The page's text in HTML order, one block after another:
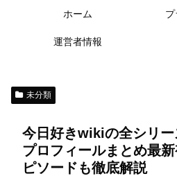
ホーム
運営者情報
未分類
今日好きwikiの全シリー
プロフィールまとめ最
ピソードも徹底解説